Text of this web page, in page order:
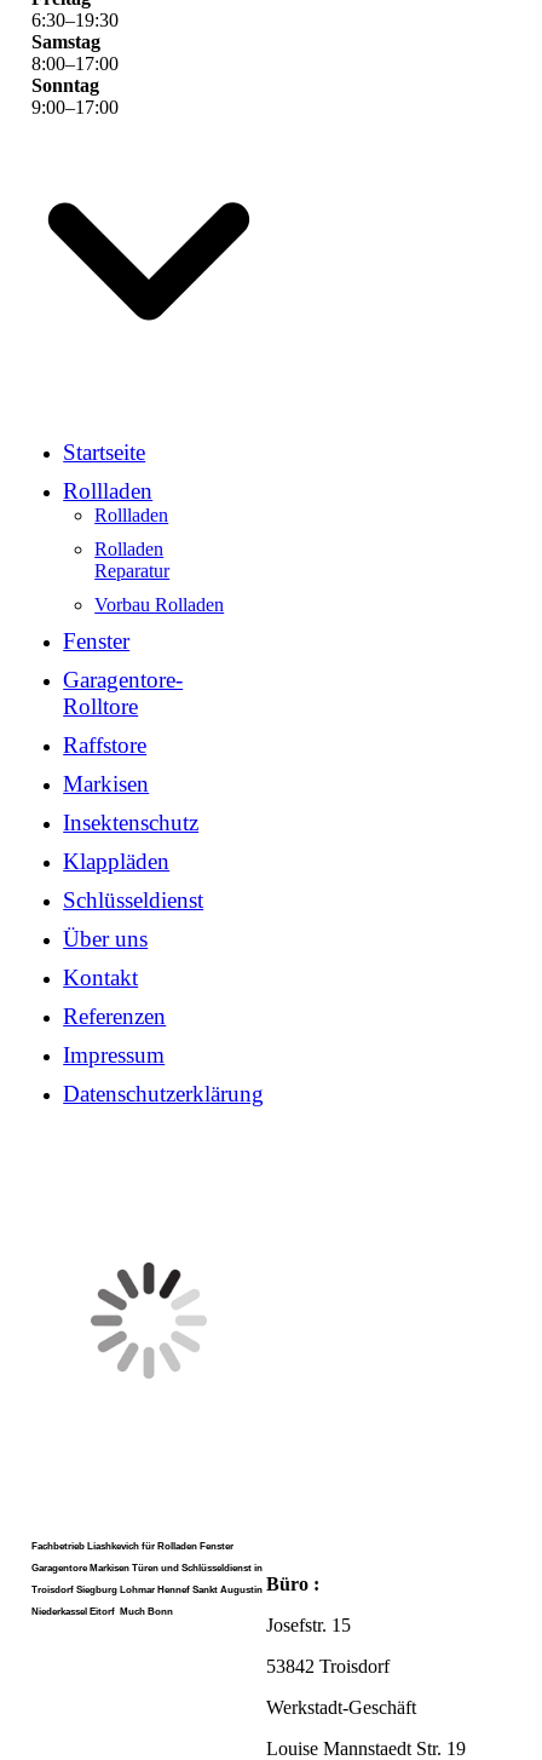
6:30–19:30
Samstag
8:00–17:00
Sonntag
9:00–17:00
Startseite
Rollladen
Rollladen
Rolladen
Reparatur
Vorbau Rolladen
Fenster
Garagentore-
Rolltore
Raffstore
Markisen
Insektenschutz
Klappläden
Schlüsseldienst
Über uns
Kontakt
Referenzen
Impressum
Datenschutzerklärung
Fachbetrieb Liashkevich für Rolladen Fenster
Garagentore Markisen Türen und Schlüsseldienst in
Troisdorf Siegburg Lohmar Hennef Sankt Augustin
Niederkassel Eitorf Much Bonn
Büro :
Josefstr. 15
53842 Troisdorf
Werkstadt-Geschäft
Louise Mannstaedt Str. 19